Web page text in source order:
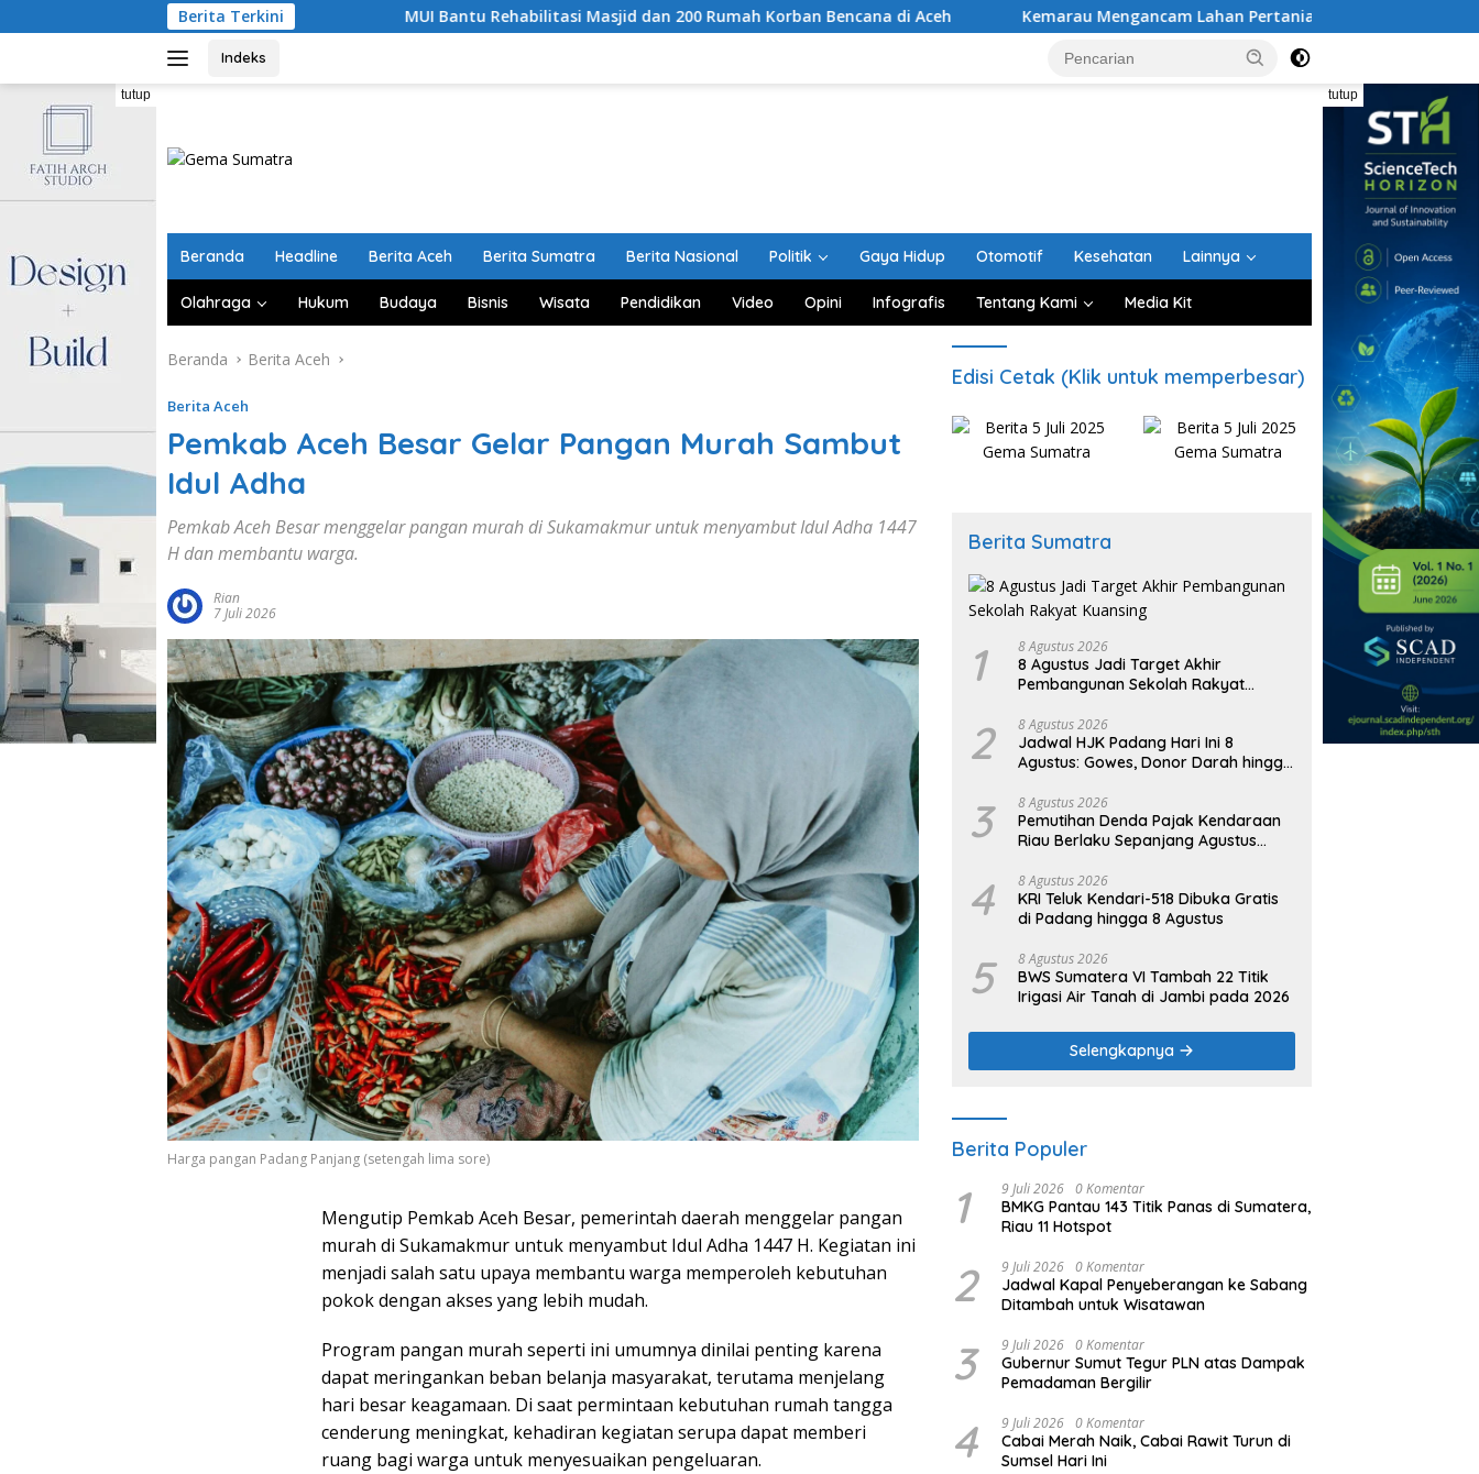
ke
Berita TerkiniMUI Bantu Rehabilitasi Masjid dan 200 Rumah Korban Bencana di Aceh Kemarau Mengancam Lahan Pertanian, Petani Aceh Besar Diminta Gunakan
Indeks
tutup tutup
Beranda Headline Berita Aceh Berita Sumatra Berita Nasional Politik Gaya Hidup Otomotif Kesehatan Lainnya
Olahraga Hukum Budaya Bisnis Wisata Pendidikan Video Opini Infografis Tentang Kami Media Kit
Beranda Berita Aceh
Berita Aceh
Pemkab Aceh Besar Gelar Pangan Murah Sambut
Idul Adha
Pemkab Aceh Besar menggelar pangan murah di Sukamakmur untuk menyambut Idul Adha 1447
H dan membantu warga.
Rian
7 Juli 2026
Harga pangan Padang Panjang (setengah lima sore)
Mengutip Pemkab Aceh Besar, pemerintah daerah menggelar pangan
murah di Sukamakmur untuk menyambut Idul Adha 1447 H. Kegiatan ini
menjadi salah satu upaya membantu warga memperoleh kebutuhan
pokok dengan akses yang lebih mudah.
Program pangan murah seperti ini umumnya dinilai penting karena
dapat meringankan beban belanja masyarakat, terutama menjelang
hari besar keagamaan. Di saat permintaan kebutuhan rumah tangga
cenderung meningkat, kehadiran kegiatan serupa dapat memberi
ruang bagi warga untuk menyesuaikan pengeluaran.
Edisi Cetak (Klik untuk memperbesar)
Berita Sumatra
1 8 Agustus 2026
8 Agustus Jadi Target Akhir
Pembangunan Sekolah Rakyat
2 8 Agustus 2026
Jadwal HJK Padang Hari Ini 8
Agustus: Gowes, Donor Darah hingga
3 8 Agustus 2026
Pemutihan Denda Pajak Kendaraan
Riau Berlaku Sepanjang Agustus
4 8 Agustus 2026
KRI Teluk Kendari-518 Dibuka Gratis
di Padang hingga 8 Agustus
5 8 Agustus 2026
BWS Sumatera VI Tambah 22 Titik
Irigasi Air Tanah di Jambi pada 2026
Selengkapnya
Berita Populer
1 9 Juli 2026 0 Komentar
BMKG Pantau 143 Titik Panas di Sumatera,
Riau 11 Hotspot
2 9 Juli 2026 0 Komentar
Jadwal Kapal Penyeberangan ke Sabang
Ditambah untuk Wisatawan
3 9 Juli 2026 0 Komentar
Gubernur Sumut Tegur PLN atas Dampak
Pemadaman Bergilir
4 9 Juli 2026 0 Komentar
Cabai Merah Naik, Cabai Rawit Turun di
Sumsel Hari Ini